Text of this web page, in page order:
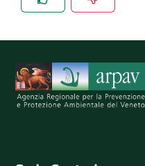
Spiegaci perchè, e